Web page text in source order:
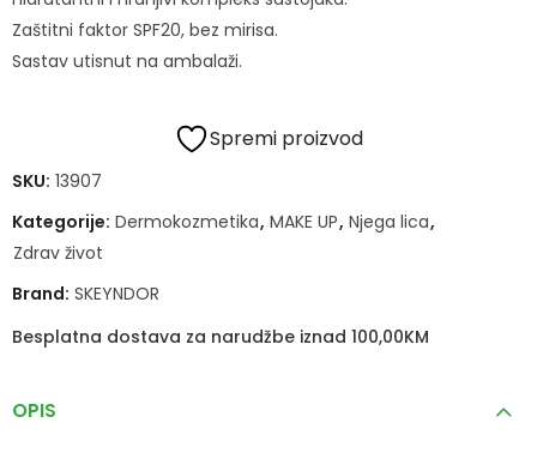
Zaštitni faktor SPF20, bez mirisa.
Sastav utisnut na ambalaži.
Spremi proizvod
SKU: 13907
Kategorije: Dermokozmetika, MAKE UP, Njega lica,
Zdrav život
Brand: SKEYNDOR
Besplatna dostava za narudžbe iznad 100,00KM
OPIS